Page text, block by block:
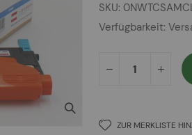
SKU
Verfügbarkeit:
ZUR MERKLISTE